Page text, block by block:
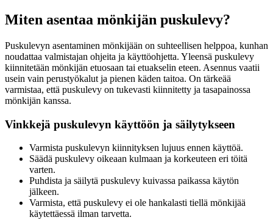
Miten asentaa mönkijän puskulevy?
Puskulevyn asentaminen mönkijään on suhteellisen helppoa, kunhan
noudattaa valmistajan ohjeita ja käyttöohjetta. Yleensä puskulevy
kiinnitetään mönkijän etuosaan tai etuakselin eteen. Asennus vaatii
usein vain perustyökalut ja pienen käden taitoa. On tärkeää
varmistaa, että puskulevy on tukevasti kiinnitetty ja tasapainossa
mönkijän kanssa.
Vinkkejä puskulevyn käyttöön ja säilytykseen
Varmista puskulevyn kiinnityksen lujuus ennen käyttöä.
Säädä puskulevy oikeaan kulmaan ja korkeuteen eri töitä
varten.
Puhdista ja säilytä puskulevy kuivassa paikassa käytön
jälkeen.
Varmista, että puskulevy ei ole hankalasti tiellä mönkijää
käytettäessä ilman tarvetta.